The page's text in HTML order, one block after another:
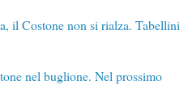
il Costone non si rialza. Tabellini
nel buglione. Nel prossimo